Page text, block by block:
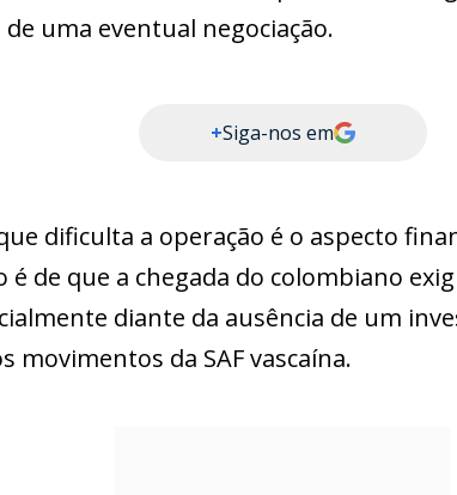
uma eventual negociação.
+Siga-nos em
dificulta a operação é o aspecto
de que a chegada do colombiano
diante da ausência de um
movimentos da SAF vascaína.